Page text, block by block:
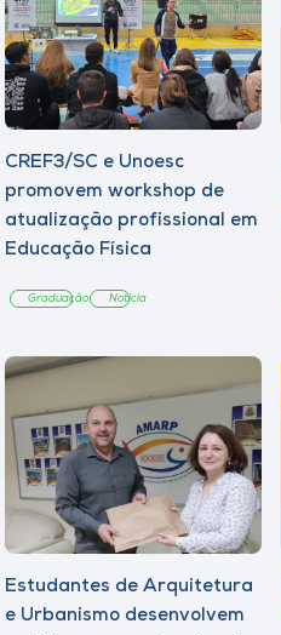
CREF3/SC e Unoesc
promovem workshop de
atualização profissional em
Educação Física
Graduação Notícia
Estudantes de Arquitetura
e Urbanismo desenvolvem